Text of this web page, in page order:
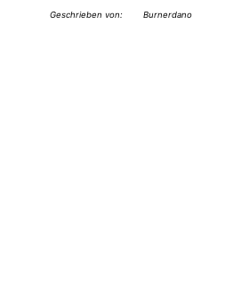
Geschrieben von: Burnerdano